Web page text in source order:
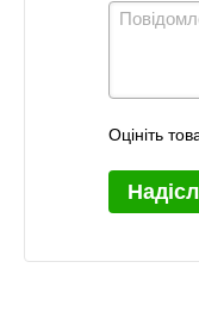
Оцініть